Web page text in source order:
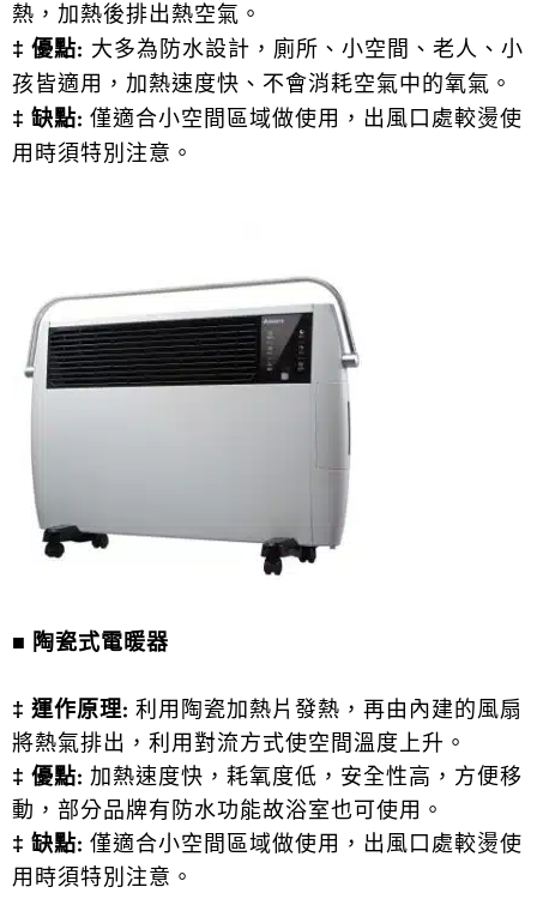
熱，加熱後排出熱空氣。
‡ 優點: 大多為防水設計，廁所、小空間、老人、小
孩皆適用，加熱速度快、不會消耗空氣中的氧氣。
‡ 缺點: 僅適合小空間區域做使用，出風口處較燙使
用時須特別注意。
■ 陶瓷式電暖器
‡ 運作原理: 利用陶瓷加熱片發熱，再由內建的風扇
將熱氣排出，利用對流方式使空間溫度上升。
‡ 優點: 加熱速度快，耗氧度低，安全性高，方便移
動，部分品牌有防水功能故浴室也可使用。
‡ 缺點: 僅適合小空間區域做使用，出風口處較燙使
用時須特別注意。